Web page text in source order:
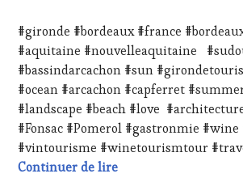
STREAMING,
MASTERCLASS,
MÉDIAS,
PRESSE
ÉCRITE,
RADIO,
TV,
WEB,
OENOTOURISME,
PARTENAIRES
#gironde #bordeaux #france
#aquitaine #nouvelleaquitaine
#bassindarcachon #sun
#ocean #arcachon #capferret
#landscape #beach #love
#Fonsac #Pomerol #gastronmie
#vintourisme #winetourismtour
Continuer de lire#WineTourismTour